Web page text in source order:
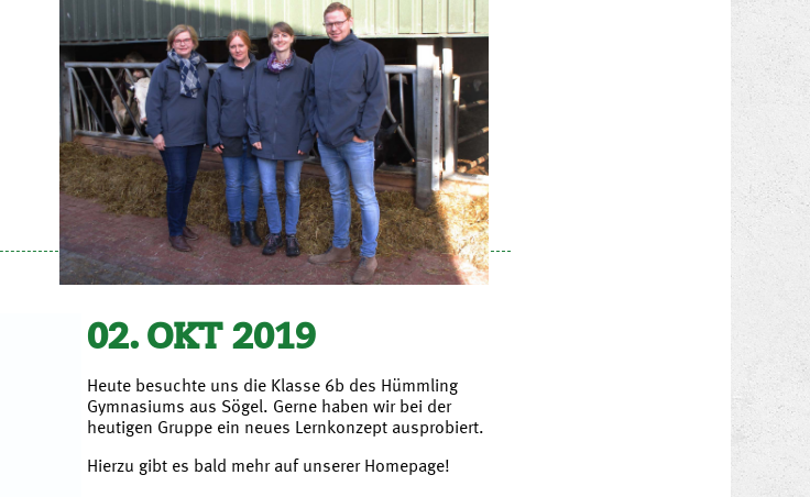
02. OKT 2019
Heute besuchte uns die Klasse 6b des Hümmling
Gymnasiums aus Sögel. Gerne haben wir bei der
heutigen Gruppe ein neues Lernkonzept ausprobiert.
Hierzu gibt es bald mehr auf unserer Homepage!